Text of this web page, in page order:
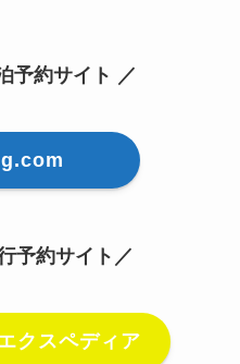
予約サイト ／
予約サイト／
クスペディア